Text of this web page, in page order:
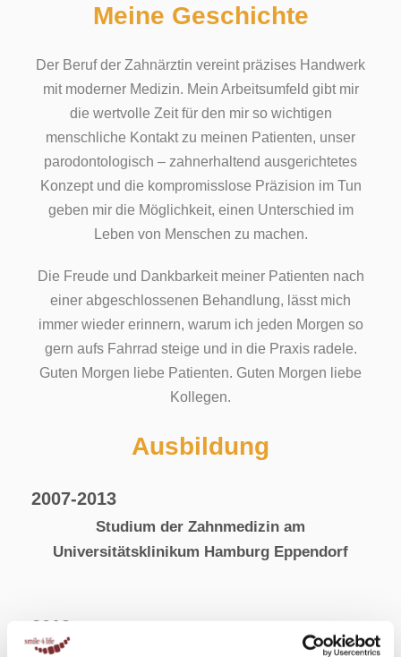
Meine Geschichte
Der Beruf der Zahnärztin vereint präzises Handwerk
mit moderner Medizin. Mein Arbeitsumfeld gibt mir
die wertvolle Zeit für den mir so wichtigen
menschliche Kontakt zu meinen Patienten, unser
parodontologisch – zahnerhaltend ausgerichtetes
Konzept und die kompromisslose Präzision im Tun
geben mir die Möglichkeit, einen Unterschied im
Leben von Menschen zu machen.
Die Freude und Dankbarkeit meiner Patienten nach
einer abgeschlossenen Behandlung, lässt mich
immer wieder erinnern, warum ich jeden Morgen so
gern aufs Fahrrad steige und in die Praxis radele.
Guten Morgen liebe Patienten. Guten Morgen liebe
Kollegen.
Ausbildung
2007-2013
Studium der Zahnmedizin am
Universitätsklinikum Hamburg Eppendorf
2013